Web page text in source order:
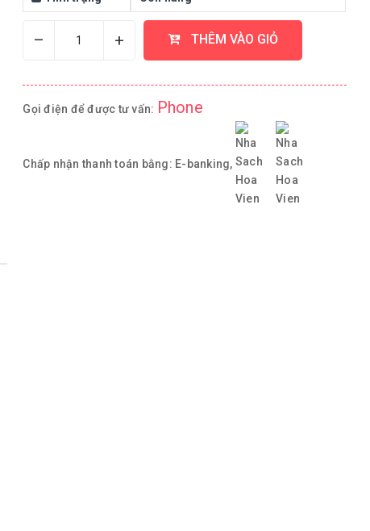
– + THÊM VÀO GIỎ
Gọi điện để được tư vấn: Phone
Chấp nhận thanh toán bằng: E-banking,